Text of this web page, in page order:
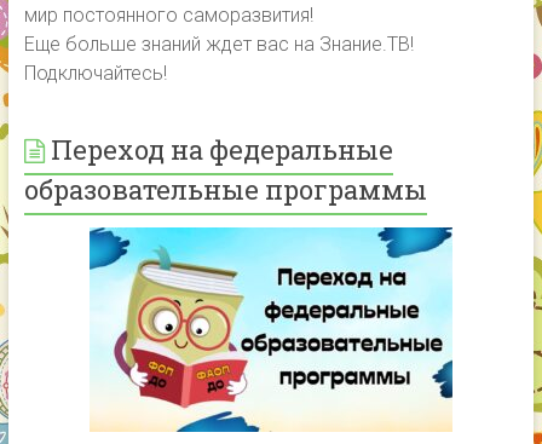
мир постоянного саморазвития!
Еще больше знаний ждет вас на Знание.ТВ!
Подключайтесь!
Переход на федеральные
образовательные программы